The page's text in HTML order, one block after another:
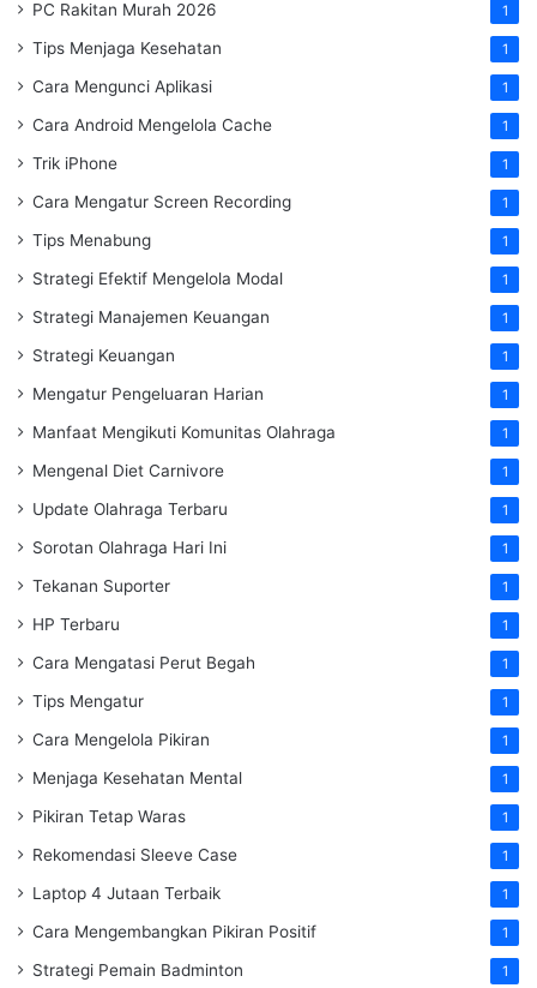
PC Rakitan Murah 2026 1
Tips Menjaga Kesehatan 1
Cara Mengunci Aplikasi 1
Cara Android Mengelola Cache 1
Trik iPhone 1
Cara Mengatur Screen Recording 1
Tips Menabung 1
Strategi Efektif Mengelola Modal 1
Strategi Manajemen Keuangan 1
Strategi Keuangan 1
Mengatur Pengeluaran Harian 1
Manfaat Mengikuti Komunitas Olahraga 1
Mengenal Diet Carnivore 1
Update Olahraga Terbaru 1
Sorotan Olahraga Hari Ini 1
Tekanan Suporter 1
HP Terbaru 1
Cara Mengatasi Perut Begah 1
Tips Mengatur 1
Cara Mengelola Pikiran 1
Menjaga Kesehatan Mental 1
Pikiran Tetap Waras 1
Rekomendasi Sleeve Case 1
Laptop 4 Jutaan Terbaik 1
Cara Mengembangkan Pikiran Positif 1
Strategi Pemain Badminton 1